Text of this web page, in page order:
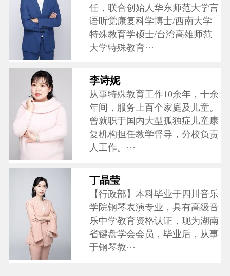
任，联合创始人华东师范大学言
语听觉康复科学博士/西南大学
特殊教育学硕士/台湾高雄师范
大学特殊教育···
李诗妮
从事特殊教育工作10余年，十余
年间，服务上百个家庭及儿童。
曾就职于国内大型孤独症儿童康
复机构担任教学督导，分校负责
人工作。···
丁晶莹
【行政部】本科毕业于四川音乐
学院钢琴表演专业，具有高级音
乐中学教育资格认证，现为湖南
省键盘学会会员，毕业后，从事
于钢琴教···